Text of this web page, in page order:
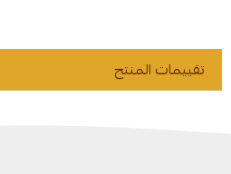
تقييمات المنتج